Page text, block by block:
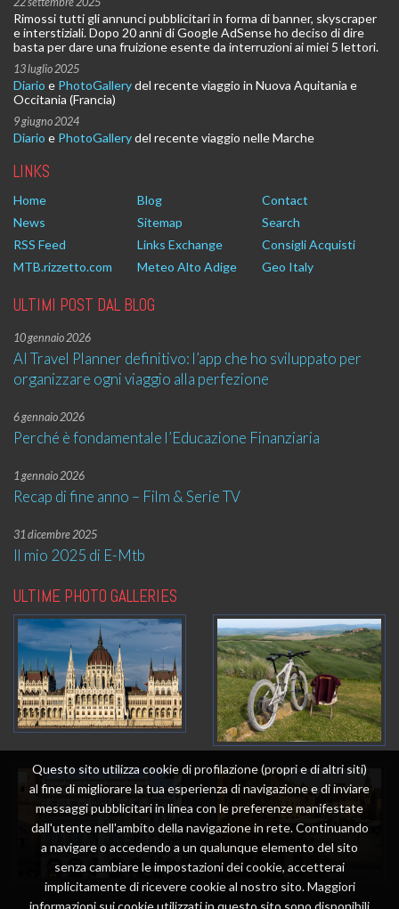
Rimossi tutti gli annunci pubblicitari in forma di banner, skyscraper
e interstiziali. Dopo 20 anni di Google AdSense ho deciso di dire
basta per dare una fruizione esente da interruzioni ai miei 5 lettori.
13 luglio 2025
Diario e PhotoGallerydel recente viaggio in Nuova Aquitania e
Occitania (Francia)
9 giugno 2024
Diario e PhotoGallerydel recente viaggio nelle Marche
LINKS
Home Blog
Contact
News
Sitemap
Search
RSS Feed
Links Exchange
Consigli Acquisti
MTB.rizzetto.com
Meteo Alto Adige Geo Italy
ULTIMI POST DAL BLOG
10 gennaio 2026
AI Travel Planner definitivo: l’app che ho sviluppato per
organizzare ogni viaggio alla perfezione
6 gennaio 2026
Perché è fondamentale l’Educazione Finanziaria
1 gennaio 2026
Recap di fine anno – Film & Serie TV
31 dicembre 2025
Il mio 2025 di E-Mtb
ULTIME PHOTO GALLERIES
Questo sito utilizza cookie di profilazione (propri e di altri siti)
al fine di migliorare la tua esperienza di navigazione e di inviare
messaggi pubblicitari in linea con le preferenze manifestate
dall'utente nell'ambito della navigazione in rete. Continuando
a navigare o accedendo a un qualunque elemento del sito
senza cambiare le impostazioni dei cookie, accetterai
implicitamente di ricevere cookie al nostro sito. Maggiori
informazioni sui cookie utilizzati in questo sito sono disponibili